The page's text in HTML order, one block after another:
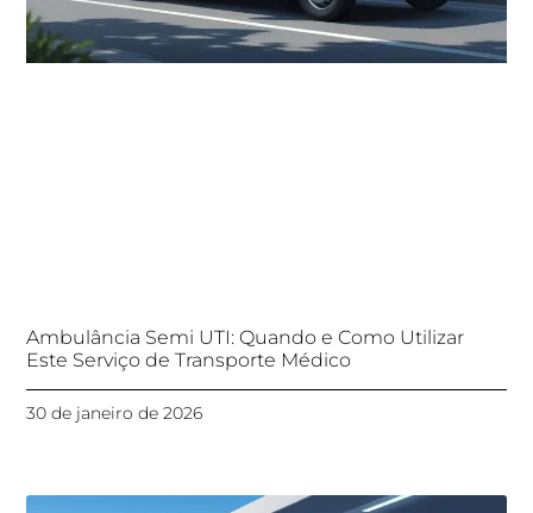
Ambulância Semi UTI: Quando e Como Utilizar
Este Serviço de Transporte Médico
30 de janeiro de 2026